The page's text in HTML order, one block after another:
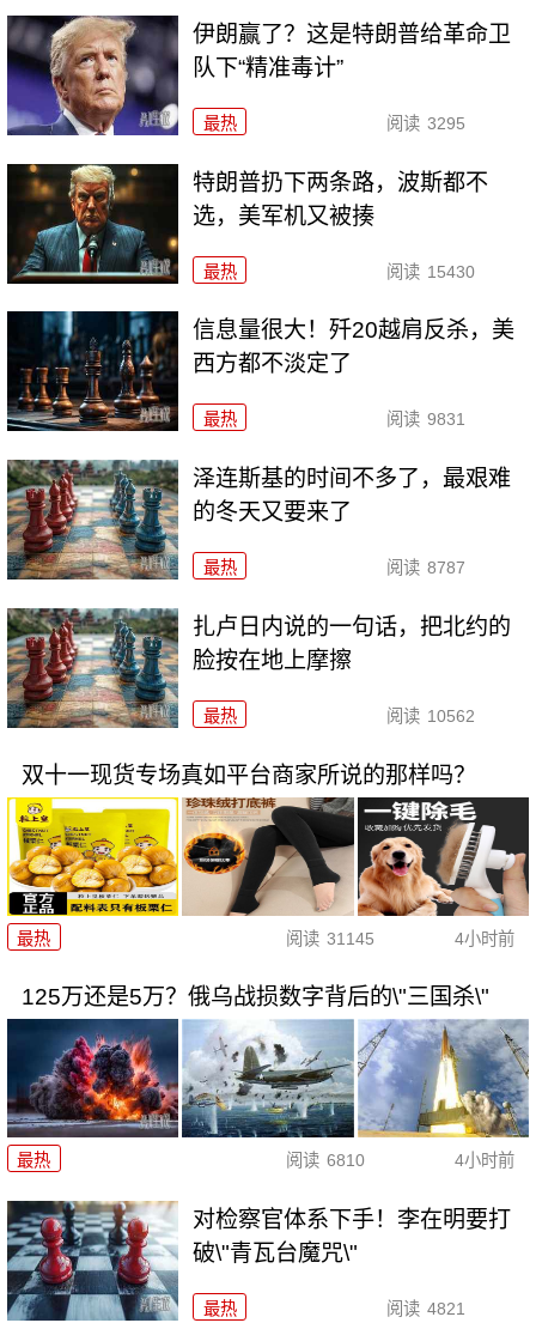
伊朗赢了？这是特朗普给革命卫
队下“精准毒计”
最热 阅读 3295
特朗普扔下两条路，波斯都不
选，美军机又被揍
最热 阅读 15430
信息量很大！歼20越肩反杀，美
西方都不淡定了
最热 阅读 9831
泽连斯基的时间不多了，最艰难
的冬天又要来了
最热 阅读 8787
扎卢日内说的一句话，把北约的
脸按在地上摩擦
最热 阅读 10562
双十一现货专场真如平台商家所说的那样吗？
最热 阅读 31145 4小时前
125万还是5万？俄乌战损数字背后的\"三国杀\"
最热 阅读 6810 4小时前
对检察官体系下手！李在明要打
破\"青瓦台魔咒\"
最热 阅读 4821